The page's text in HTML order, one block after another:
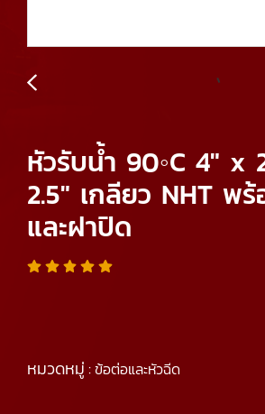
หัวรับน้ำ 90◦C 4" x
2.5" เกลียว NHT พ
และฝาปิด
หมวดหมู่ :ข้อต่อและหัวฉีด